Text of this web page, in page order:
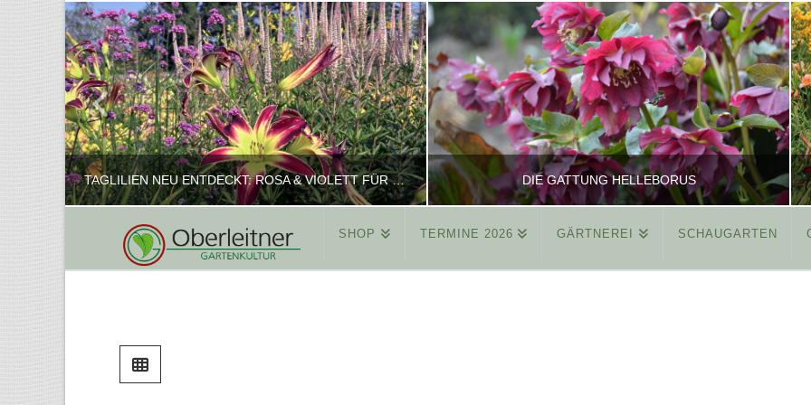
TAGLILIEN NEU ENTDECKT: ROSA & VIOLETT FÜR ROMANTISCHE PFLANZKOMBINATIONEN
REINHARD
DIE GATTUNG HELLEBORUS
REINHARD
SHOP TERMINE 2026 GÄRTNEREI SCHAUGARTEN